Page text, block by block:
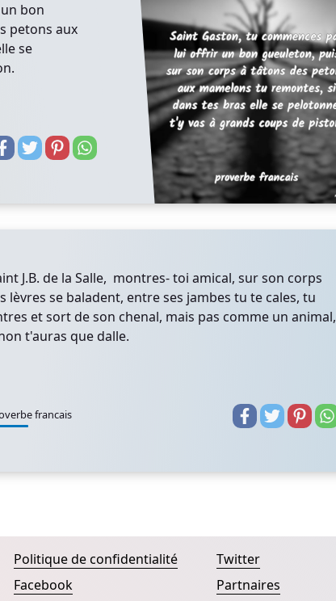
bon
petons aux
se
J.B. de la Salle, montres- toi amical, sur son corps
lèvres se baladent, entre ses jambes tu te cales, tu
et sort de son chenal, mais pas comme un animal,
t'auras que dalle.
francais
Politique de confidentialité
Facebook
Twitter
Partnaires